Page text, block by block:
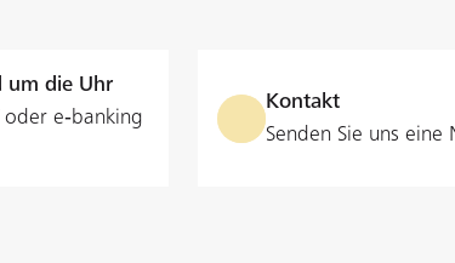
um die Uhr
oder e‑banking
Kontakt
Senden Sie uns eine